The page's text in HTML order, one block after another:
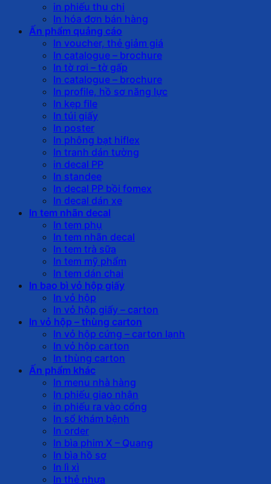
in phiếu thu chi
In hóa đơn bán hàng
Ấn phẩm quảng cáo
In voucher, thẻ giảm giá
In catalogue – brochure
In tờ rơi – tờ gấp
In catalogue – brochure
In profile, hồ sơ năng lực
In kẹp file
In túi giấy
In poster
In phông bạt hiflex
In tranh dán tường
in decal PP
In standee
In decal PP bồi fomex
In decal dán xe
In tem nhãn decal
In tem phụ
In tem nhãn decal
In tem trà sữa
In tem mỹ phẩm
In tem dán chai
In bao bì vỏ hộp giấy
In vỏ hộp
In vỏ hộp giấy – carton
In vỏ hộp – thùng carton
In vỏ hộp cứng – carton lạnh
In vỏ hộp carton
In thùng carton
Ấn phẩm khác
In menu nhà hàng
In phiếu giao nhận
in phiếu ra vào cổng
In sổ khám bệnh
In order
In bìa phim X – Quang
In bìa hồ sơ
In lì xì
In thẻ nhựa